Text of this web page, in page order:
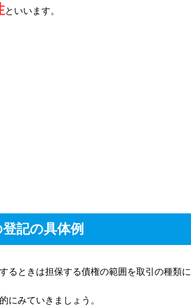
といいます。
記の具体例
るときは担保する債権の範囲を取引の種類
にみていきましょう。